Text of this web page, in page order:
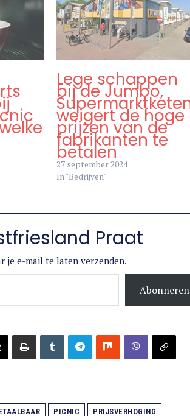
Lege schappen
bij de Jumbo,
Supermarktketen
weigert de hoge
prijzen van de
fabrikanten te
betalen
27 september 2024
Praat
je e-mail te laten verzenden.
Abonneren